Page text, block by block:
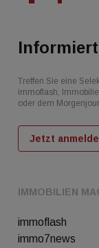
IMMOBILIEN
immoflash
immo7news
Treffen Sie eine
immoflash,
oder dem
Jetzt